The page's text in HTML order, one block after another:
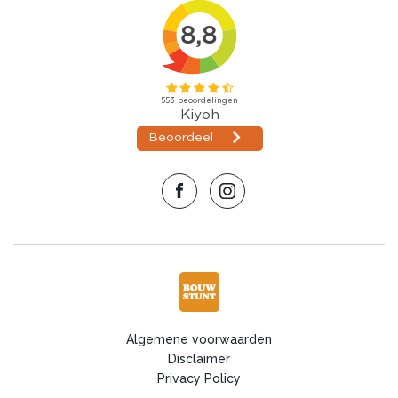
vanwege het staal die de damwandplaten bevatten, ook
zegt men dat de damwandplaten een duidelijk verschil in het
uiterlijk hebben, echter zijn wij zelf van mening dat u een
professional moet zijn op dit gebied mits u dit zou kunnen
Monteren van damwandplaten
het correct plaatsen van de eerste dakpanplaat, dit zorgt er
voor dat de volgende damwandplaten ook correct staan,
gebruikt, dit voorkomt geluidsoverlast en problemen met
Algemene voorwaarden
Disclaimer
Privacy Policy